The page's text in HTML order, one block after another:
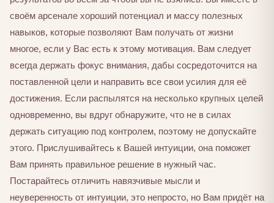
своём арсенале хороший потенциал и массу полезных
навыков, которые позволяют Вам получать от жизни
многое, если у Вас есть к этому мотивация. Вам следует
всегда держать фокус внимания, дабы сосредоточится на
поставленной цели и направить все свои усилия для её
достижения. Если распылятся на несколько крупных целей
одновременно, вы вдруг обнаружите, что не в силах
держать ситуацию под контролем, поэтому не допускайте
этого. Прислушивайтесь к Вашей интуиции, она поможет
Вам принять правильное решение в нужный час.
Постарайтесь отличить навязчивые мысли и
неуверенность от интуиции, это непросто, но Вам придёт на